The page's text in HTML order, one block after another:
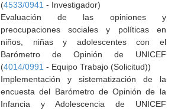
(4533/0941 - Investigador)
Evaluación de las opiniones y
preocupaciones sociales y políticas en
niños, niñas y adolescentes con el
Barómetro de Opinión de UNICEF
(4014/0991 - Equipo Trabajo (Solicitud))
Implementación y sistematización de la
encuesta del Barómetro de Opinión de la
Infancia y Adolescencia de UNICEF